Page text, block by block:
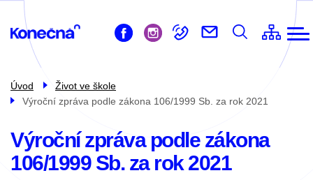
Přejít
hlavnímu
obsahu
Život ve škole
Pro žáky
Školní družina
Školní jídelna
Kontakty
Úvod
Život ve škole
Výroční zpráva podle zákona 106/1999 Sb. za rok 2021
Výroční zpráva podle zákona
106/1999 Sb. za rok 2021